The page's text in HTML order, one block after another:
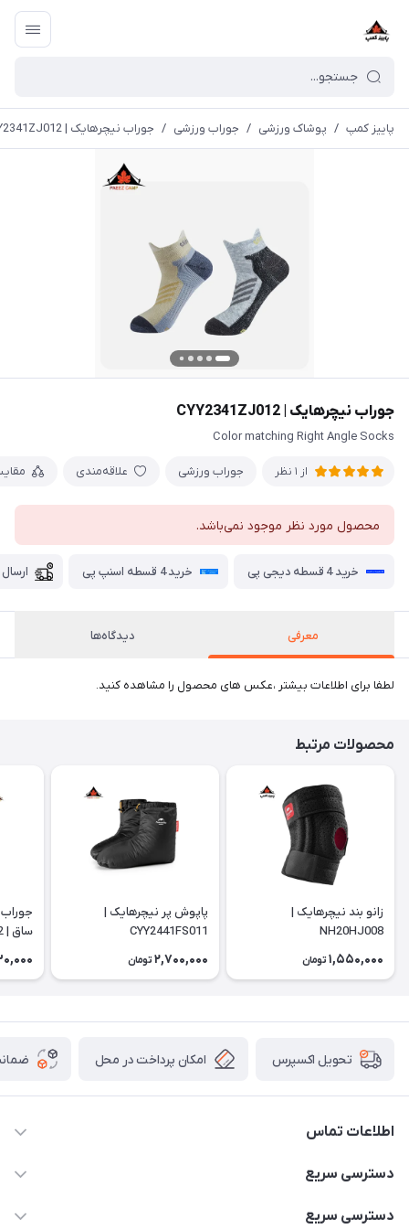
پاییز کمپ / پوشاک ورزشی / جوراب ورزشی / جوراب نیچرهایک | CYY2341ZJ012
جوراب نیچرهایک | CYY2341ZJ012
Color matching Right Angle Socks
از 1 نظر جوراب ورزشی علاقه‌مندی
محصول مورد نظر موجود نمی‌باشد.
خرید 4 قسطه دیجی پی خرید 4 قسطه اسنپ پی
معرفی دیدگاه‌ها
لطفا برای اطلاعات بیشتر ،عکس های محصول را مشاهده کنید.
محصولات مرتبط
زانو بند نیچرهایک |
NH20HJ008
1,550,000 تومان
پاپوش پر نیچرهایک |
CYY2441FS011
2,700,000 تومان
ساق | NH20FS002
تحویل اکسپرس امکان پرداخت در محل
اطلاعات تماس
02166456492 - 09121933405
دسترسی سریع
خرید کیسه خواب
دسترسی سریع